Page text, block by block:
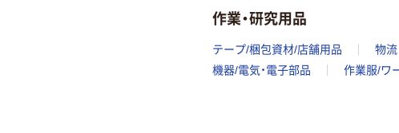
作業・研究用品
テープ/梱包資材/店舗用品 物流
機器/電気・電子部品
作業服/ワ